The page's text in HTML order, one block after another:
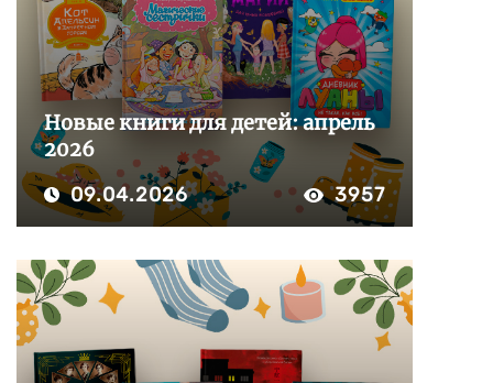
Новые книги для детей: апрель
2026
09.04.2026 3957